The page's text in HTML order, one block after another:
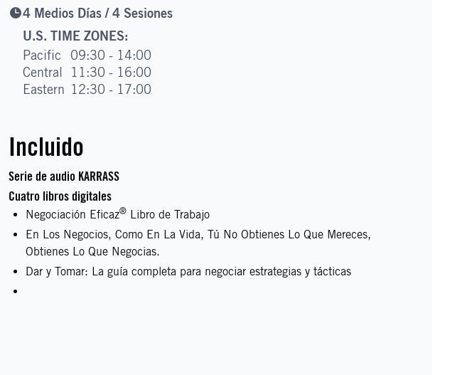
4 Medios Días / 4 Sesiones
U.S. TIME ZONES:
Pacific
09:30 - 14:00
Central
11:30 - 16:00
Eastern 12:30 - 17:00
Incluido
Serie de audio KARRASS
Cuatro libros digitales
Negociación Eficaz® Libro de Trabajo
En Los Negocios, Como En La Vida, Tú No Obtienes Lo Que Mereces,
Obtienes Lo Que Negocias.
Dar y Tomar: La guía completa para negociar estrategias y tácticas